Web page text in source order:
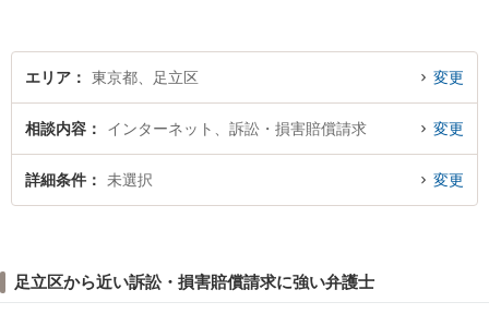
エリア 東京都、足立区 変更
相談内容 インターネット、訴訟・損害賠償請求 変更
詳細条件 未選択 変更
足立区から近い訴訟・損害賠償請求に強い弁護士